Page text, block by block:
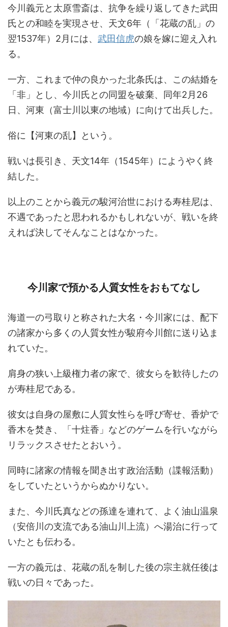
今川義元と太原雪斎は、抗争を繰り返してきた武田
氏との和睦を実現させ、天文6年（「花蔵の乱」の
翌1537年）2月には、 武田信虎の娘を嫁に迎え入れ
る。
一方、これまで仲の良かった北条氏は、この結婚を
「非」とし、今川氏との同盟を破棄、同年2月26
日、河東（富士川以東の地域）に向けて出兵した。
俗に【河東の乱】という。
戦いは長引き、天文14年（1545年）にようやく終
結した。
以上のことから義元の駿河治世における寿桂尼は、
不遇であったと思われるかもしれないが、戦いを終
えれば決してそんなことはなかった。
今川家で預かる人質女性をおもてなし
海道一の弓取りと称された大名・今川家には、配下
の諸家から多くの人質女性が駿府今川館に送り込ま
れていた。
肩身の狭い上級権力者の家で、彼女らを歓待したの
が寿桂尼である。
彼女は自身の屋敷に人質女性らを呼び寄せ、香炉で
香木を焚き、「十炷香」などのゲームを行いながら
リラックスさせたとおいう。
同時に諸家の情報を聞き出す政治活動（諜報活動）
をしていたというからぬかりない。
また、今川氏真などの孫達を連れて、よく油山温泉
（安倍川の支流である油山川上流）へ湯治に行って
いたとも伝わる。
一方の義元は、花蔵の乱を制した後の宗主就任後は
戦いの日々であった。